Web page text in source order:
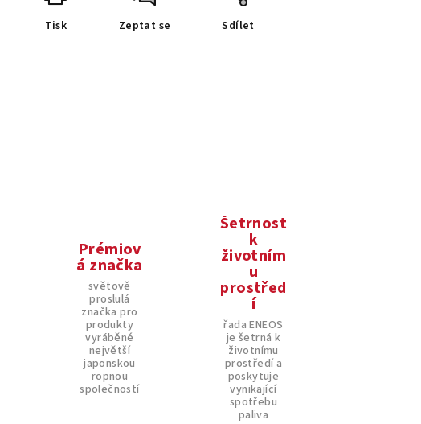
Tisk Zeptat se Sdílet
Prémiov
á značka
světově
proslulá
značka pro
produkty
vyráběné
největší
japonskou
ropnou
společností
Šetrnost
k
životním
u
prostřed
í
řada ENEOS
je šetrná k
životnímu
prostředí a
poskytuje
vynikající
spotřebu
paliva